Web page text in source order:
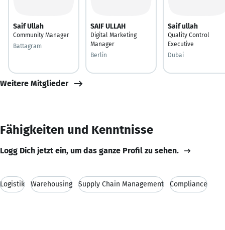
Saif Ullah
Community Manager
Battagram
SAIF ULLAH
Digital Marketing
Manager
Berlin
Saif ullah
Quality Control
Executive
Dubai
Weitere Mitglieder
Fähigkeiten und Kenntnisse
Logg Dich jetzt ein, um das ganze Profil zu sehen.
Logistik Warehousing Supply Chain Management Compliance